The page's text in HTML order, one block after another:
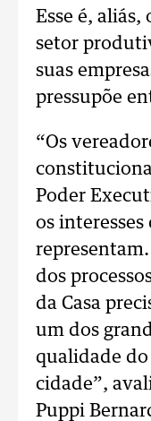
Esse é,
setor
suas
pressupõe
“Os
Poder
os interesses
dos
da Casa
um dos
qualidade
cidade”,
Puppi